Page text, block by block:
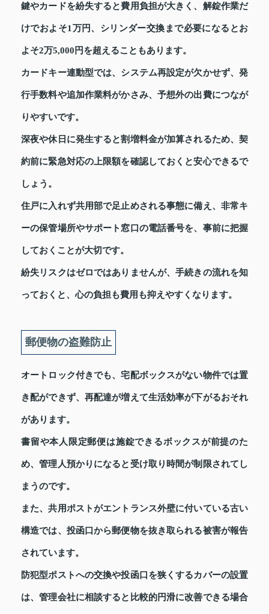
鍵やカードを紛失すると費用負担が大きく、解錠作業だ
けでおよそ1万円、シリンダー交換まで必要になるとお
よそ2万5,000円を超えることもあります。
カードキー連動型では、システム再設定が欠かせず、発
行手数料や追加作業料がかさみ、予想外の出費につなが
りやすいです。
深夜や休日に発生すると割増料金が加算されるため、契
約前に緊急対応の上限額を確認しておくと安心できるで
しょう。
住戸に入れず共用部で足止めされる事態に備え、非常キ
ーの保管場所やサポート窓口の電話番号を、事前に把握
しておくことが大切です。
紛失リスクはゼロではありませんが、手続きの流れを知
っておくと、心の負担も費用も抑えやすくなります。
郵便物の盗難防止
オートロック付きでも、宅配ボックスがない物件では置
き配ができず、再配達が増えて生活効率が下がるおそれ
があります。
書留や本人限定郵便は施錠できるボックスが前提のた
め、管理人預かりになると受け取り時間が制限されてし
まうのです。
また、共用ポストがエントランス外壁に付いている古い
構造では、投函口から郵便物を抜き取られる被害が報告
されています。
防犯型ポストへの交換や投函口を狭くするカバーの設置
は、管理会社に相談すると比較的円滑に改善できる場合